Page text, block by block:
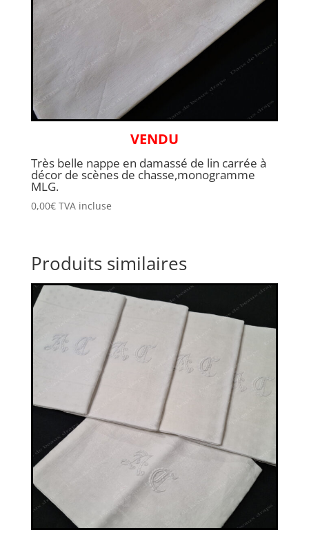
VENDU
Très belle nappe en damassé de lin carrée à
décor de scènes de chasse,monogramme
MLG.
0,00€ TVA incluse
Produits similaires